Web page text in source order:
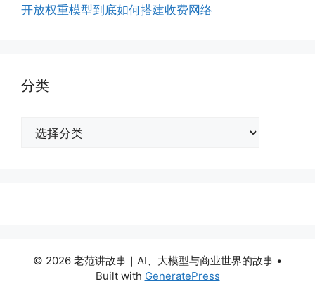
开放权重模型到底如何搭建收费网络
分类
© 2026 老范讲故事｜AI、大模型与商业世界的故事 •
Built with GeneratePress